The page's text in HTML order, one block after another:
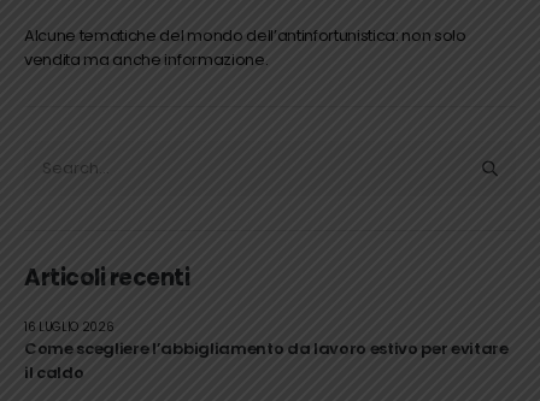
Alcune tematiche del mondo dell’antinfortunistica: non solo
vendita ma anche informazione.
Articoli recenti
Come scegliere l’abbigliamento da lavoro estivo per evitare
il caldo
16 LUGLIO 2026